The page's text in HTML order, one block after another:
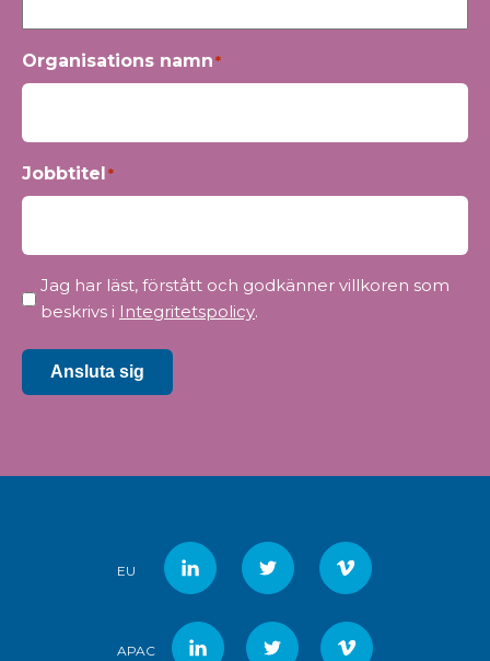
Organisations namn*
Jobbtitel *
Integritet *
Jag har läst, förstått och godkänner villkoren som
beskrivs i Integritetspolicy.
Ansluta sig
EU
APAC